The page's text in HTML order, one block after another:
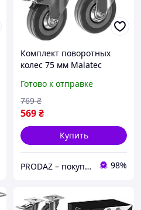
Комплект поворотных
колес 75 мм Malatec
тележек и мебели
(комплект 4 шт.до 220 кг)
Готово к отправке
569₴
769 ₴
Купить
PRODAZ – покупки в один клик! 98%